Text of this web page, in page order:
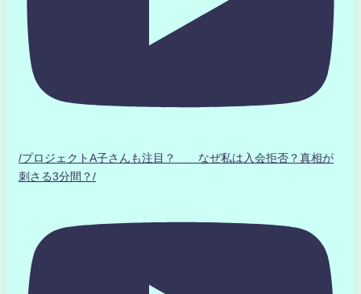
/プロジェクトA子さんも注目？ なぜ私は入会拒否？真相が
刺さる3分間？/